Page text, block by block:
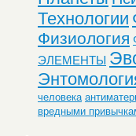
Технологии
Физиология
ЭЛЕМЕНТЫ
человека
вредными